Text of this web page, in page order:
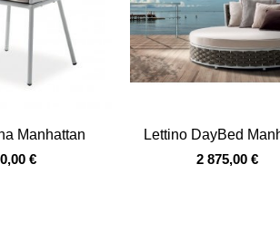
Manhattan
€
Vista veloce
Lettino DayBed
2 875,00 €